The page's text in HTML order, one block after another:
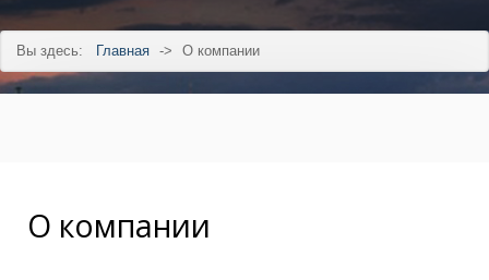
Отели о нас
Наши партнеры
Вы здесь: Главная -> О компании
О компании